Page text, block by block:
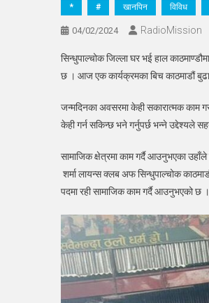
* # खानपिन विविध
04/02/2024 RadioMission
सिन्धुपाल्चोक जिल्ला घर भई हाल
छ । आज एक कार्यक्रमका बिच काठमाडौं
जन्मदिनका अवसरमा केही सकारात्मक काम
केही गर्न सकिन्छ भने गर्नुपर्छ भन्ने उद्देश्यले
सामाजिक क्षेत्रमा काम गर्दै आउनुभएका उहाँले
शर्मा लायन्स क्लब अफ सिन्धुपाल्चोक
पदमा रही सामाजिक काम गर्दै आउनुभएको छ ।